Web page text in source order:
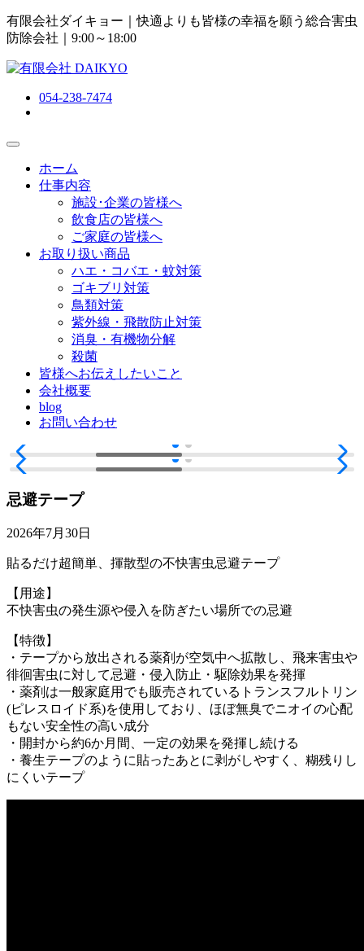
有限会社ダイキョー｜快適よりも皆様の幸福を願う総合害虫
防除会社 ｜9:00～18:00
054-238-7474
ホーム
仕事内容
施設･企業の皆様へ
飲食店の皆様へ
ご家庭の皆様へ
お取り扱い商品
ハエ・コバエ・蚊対策
ゴキブリ対策
鳥類対策
紫外線・飛散防止対策
消臭・有機物分解
殺菌
皆様へお伝えしたいこと
会社概要
blog
お問い合わせ
忌避テープ
2026年7月30日
貼るだけ超簡単、揮散型の不快害虫忌避テープ
【用途】
不快害虫の発生源や侵入を防ぎたい場所での忌避
【特徴】
・テープから放出される薬剤が空気中へ拡散し、飛来害虫や
徘徊害虫に対して忌避・侵入防止・駆除効果を発揮
・薬剤は一般家庭用でも販売されているトランスフルトリン
(ピレスロイド系)を使用しており、ほぼ無臭でニオイの心配
もない安全性の高い成分
・開封から約6か月間、一定の効果を発揮し続ける
・養生テープのように貼ったあとに剥がしやすく、糊残りし
にくいテープ